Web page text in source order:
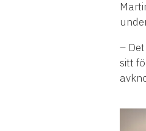
–
sitt